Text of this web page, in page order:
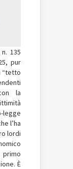
135
pur
“tetto
la
legge
l’ha
lordi
È